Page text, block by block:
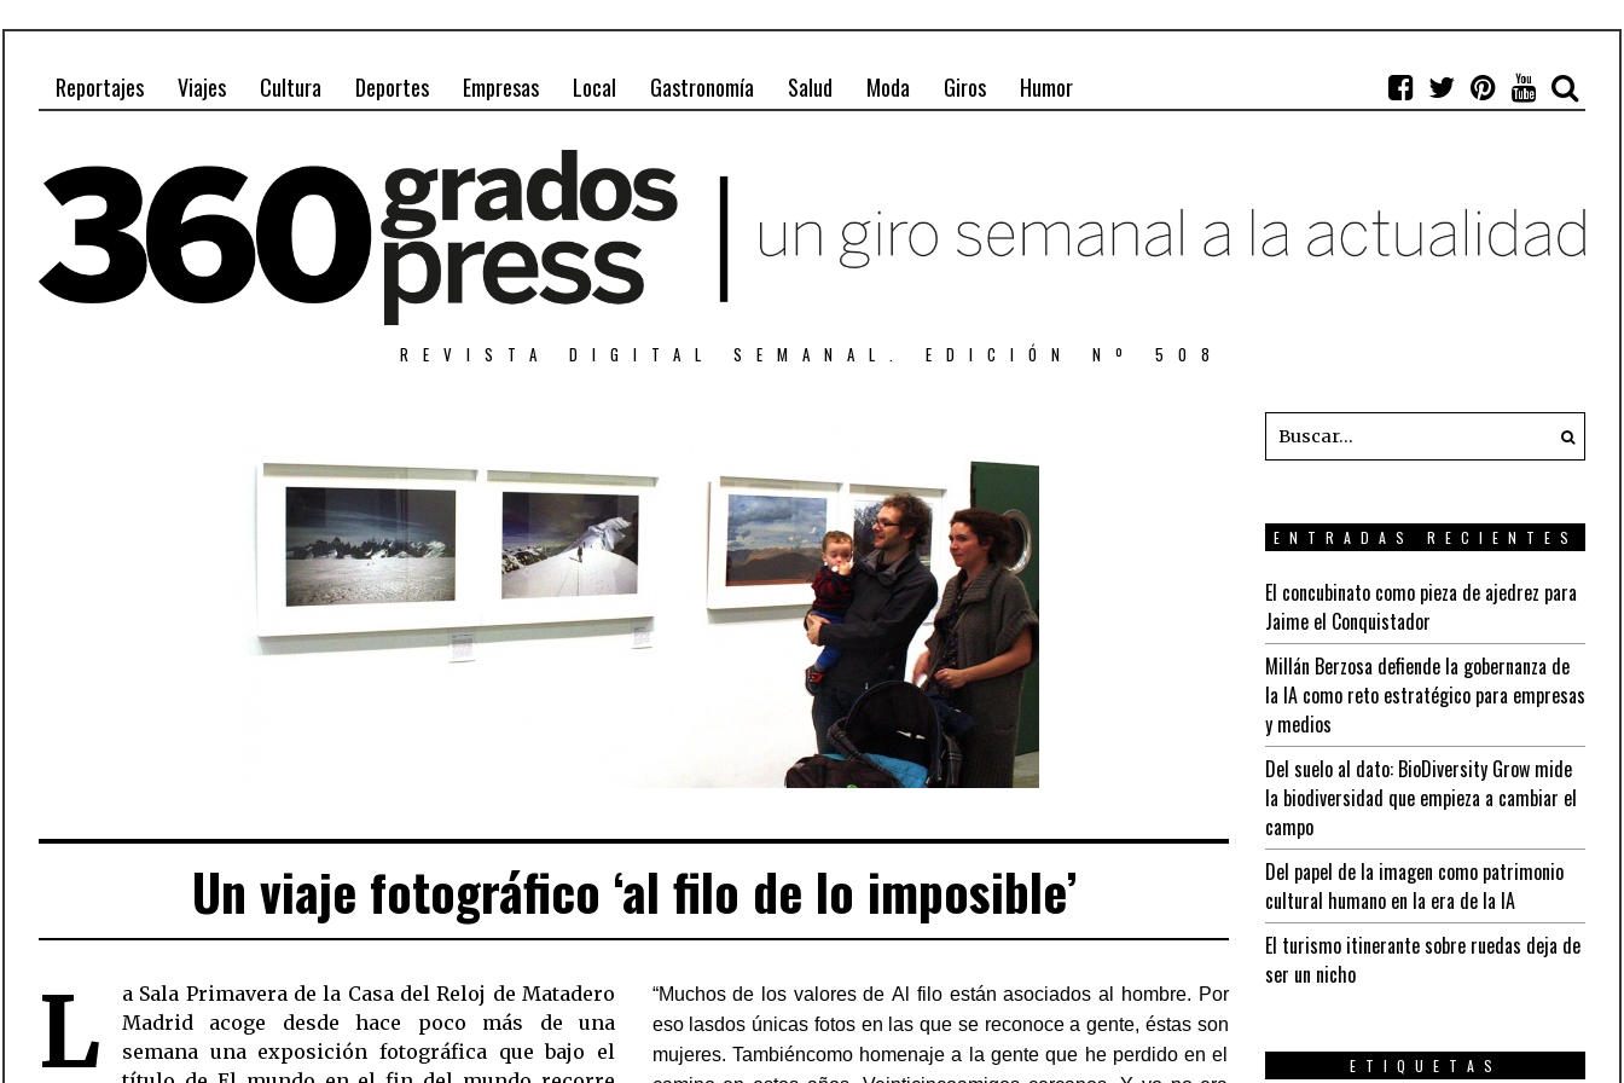
Reportajes Viajes Cultura Deportes Empresas Local Gastronomía Salud Moda Giros Humor
REVISTA DIGITAL SEMANAL. EDICIÓN Nº 508
Un viaje fotográfico ‘al filo de lo imposible’
L
a Sala Primavera de la Casa del Reloj de Matadero
Madrid acoge desde hace poco más de una
semana una exposición fotográfica que bajo el
“Muchos de los valores de Al filo están asociados al hombre. Por
eso lasdos únicas fotos en las que se reconoce a gente, éstas son
mujeres. Tambiéncomo homenaje a la gente que he perdido en el
ENTRADAS RECIENTES
El concubinato como pieza de ajedrez para
Jaime el Conquistador
Millán Berzosa defiende la gobernanza de
la IA como reto estratégico para empresas
y medios
Del suelo al dato: BioDiversity Grow mide
la biodiversidad que empieza a cambiar el
campo
Del papel de la imagen como patrimonio
cultural humano en la era de la IA
El turismo itinerante sobre ruedas deja de
ser un nicho
ETIQUETAS